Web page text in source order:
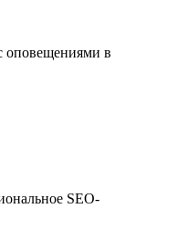
оповещениями в
SEO-